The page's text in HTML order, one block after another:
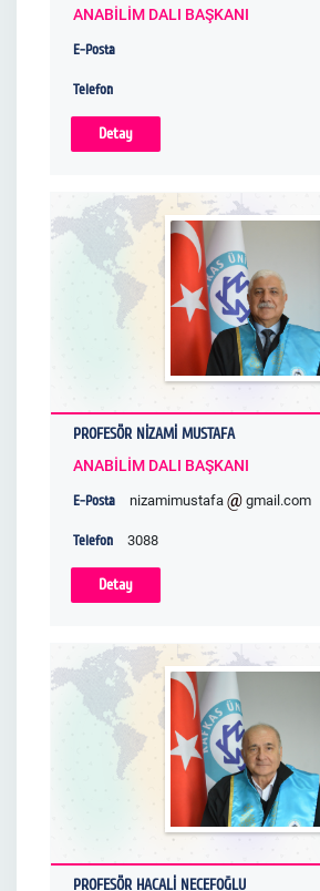
ANABİLİM DALI BAŞKANI
E-Posta
Telefon
Detay
PROFESÖR NİZAMİ MUSTAFA
ANABİLİM DALI BAŞKANI
E-Posta
nizamimustafa gmail.com
Telefon 3088
Detay
PROFESÖR HACALİ NECEFOĞLU